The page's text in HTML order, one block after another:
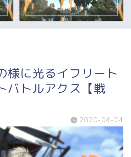
様に光るイフリート
トルアクス【戦
2020-04-04